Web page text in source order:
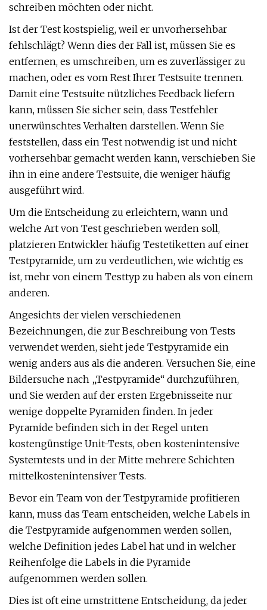
schreiben möchten oder nicht.
Ist der Test kostspielig, weil er unvorhersehbar
fehlschlägt? Wenn dies der Fall ist, müssen Sie es
entfernen, es umschreiben, um es zuverlässiger zu
machen, oder es vom Rest Ihrer Testsuite trennen.
Damit eine Testsuite nützliches Feedback liefern
kann, müssen Sie sicher sein, dass Testfehler
unerwünschtes Verhalten darstellen. Wenn Sie
feststellen, dass ein Test notwendig ist und nicht
vorhersehbar gemacht werden kann, verschieben Sie
ihn in eine andere Testsuite, die weniger häufig
ausgeführt wird.
Um die Entscheidung zu erleichtern, wann und
welche Art von Test geschrieben werden soll,
platzieren Entwickler häufig Testetiketten auf einer
Testpyramide, um zu verdeutlichen, wie wichtig es
ist, mehr von einem Testtyp zu haben als von einem
anderen.
Angesichts der vielen verschiedenen
Bezeichnungen, die zur Beschreibung von Tests
verwendet werden, sieht jede Testpyramide ein
wenig anders aus als die anderen. Versuchen Sie, eine
Bildersuche nach „Testpyramide“ durchzuführen,
und Sie werden auf der ersten Ergebnisseite nur
wenige doppelte Pyramiden finden. In jeder
Pyramide befinden sich in der Regel unten
kostengünstige Unit-Tests, oben kostenintensive
Systemtests und in der Mitte mehrere Schichten
mittelkostenintensiver Tests.
Bevor ein Team von der Testpyramide profitieren
kann, muss das Team entscheiden, welche Labels in
die Testpyramide aufgenommen werden sollen,
welche Definition jedes Label hat und in welcher
Reihenfolge die Labels in die Pyramide
aufgenommen werden sollen.
Dies ist oft eine umstrittene Entscheidung, da jeder